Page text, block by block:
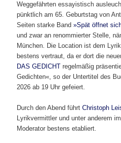
Weggefährten essayistisch
pünktlich am 65. Geburtstag von
Seiten starke Band»Spät öffnet
und zwar an renommierter Stelle,
München. Die Location ist dem
bestens vertraut, da er dort die
DAS GEDICHT regelmäßig
Gedichten«, so der Untertitel des
2026 ab 19 Uhr gefeiert.
Durch den Abend führtChristoph
Lyrikvermittler und unter anderem
Moderator bestens etabliert.